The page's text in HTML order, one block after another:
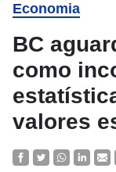
Economia
BC
como
valores